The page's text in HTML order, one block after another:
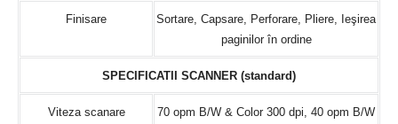
Finisare
Sortare, Capsare, Perforare, Pliere, Ieşirea
paginilor în ordine
SPECIFICATII SCANNER (standard)
Viteza scanare
70 opm B/W & Color 300 dpi, 40 opm B/W